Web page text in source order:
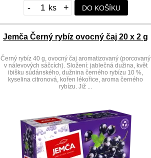
- + DO KOŠÍKU
Jemča Černý rybíz ovocný čaj 20 x 2 g
Černý rybíz 40 g, ovocný čaj aromatizovaný (porcovaný
v nálevových sáčcích). Složení: jablečná dužina, květ
ibišku súdánského, dužnina černého rybízu 10 %,
kyselina citronová, kořen lékořice, aroma černého
rybízu. Již ...